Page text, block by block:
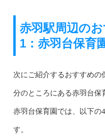
赤羽駅周辺の
1：赤羽台保育
次にご紹介するおすすめの
分のところにある赤羽台保
赤羽台保育園では、以下の
す。